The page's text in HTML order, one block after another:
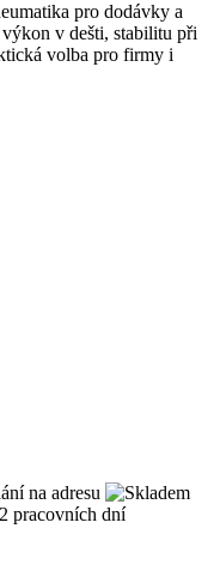
pro dodávky a
v dešti, stabilitu při
volba pro firmy i
na adresu
pracovních dní